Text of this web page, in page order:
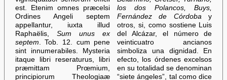
est. Etenim omnes præcelsi
Ordines Angeli septem
appellantur, iuxta illud
Raphaëlis, Sum unus ex
septem. Tob. 12. cum pene
sint innumerabiles. Mysteria
itaque libri reseraturus, libri
præmittam Prœmium,
principiorum Theologiaæ
los dos Polancos, Buys,
Fernández de Córdobay
otros, si, como sostiene Luis
del Alcázar, el número de
veinticuatro ancianos
simboliza una dignidad. En
efecto, los órdenes excelsos
en su totalidad se denominan
“siete ángeles”, tal como dice